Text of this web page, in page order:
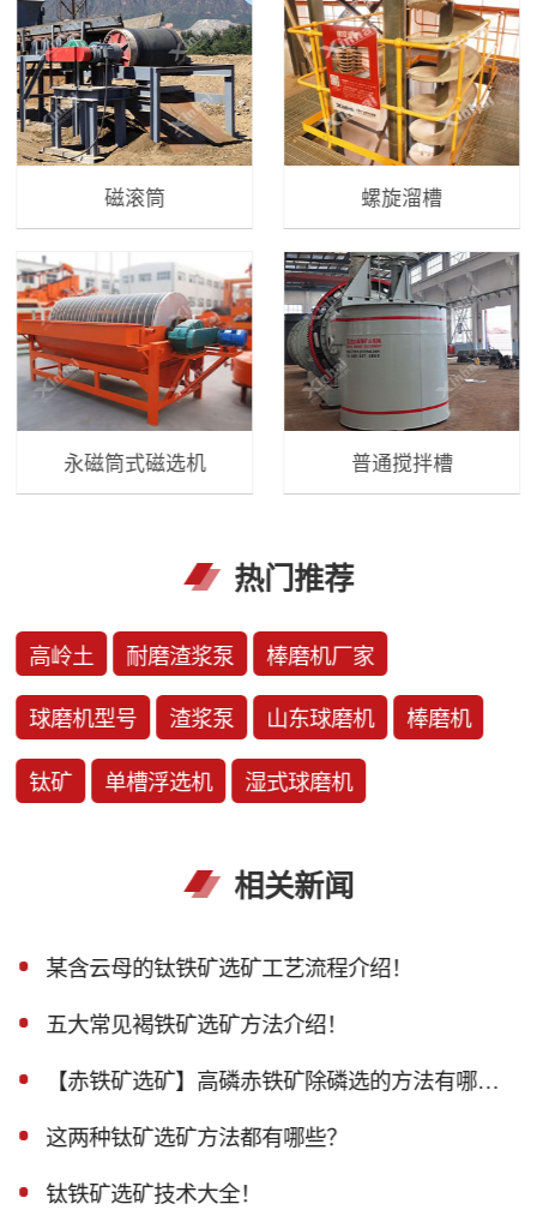
磁滚筒 螺旋溜槽
永磁筒式磁选机 普通搅拌槽
热门推荐
高岭土 耐磨渣浆泵 棒磨机厂家
球磨机型号 渣浆泵 山东球磨机 棒磨机
钛矿 单槽浮选机 湿式球磨机
相关新闻
某含云母的钛铁矿选矿工艺流程介绍！
五大常见褐铁矿选矿方法介绍！
【赤铁矿选矿】高磷赤铁矿除磷选的方法有哪些？
这两种钛矿选矿方法都有哪些？
钛铁矿选矿技术大全！